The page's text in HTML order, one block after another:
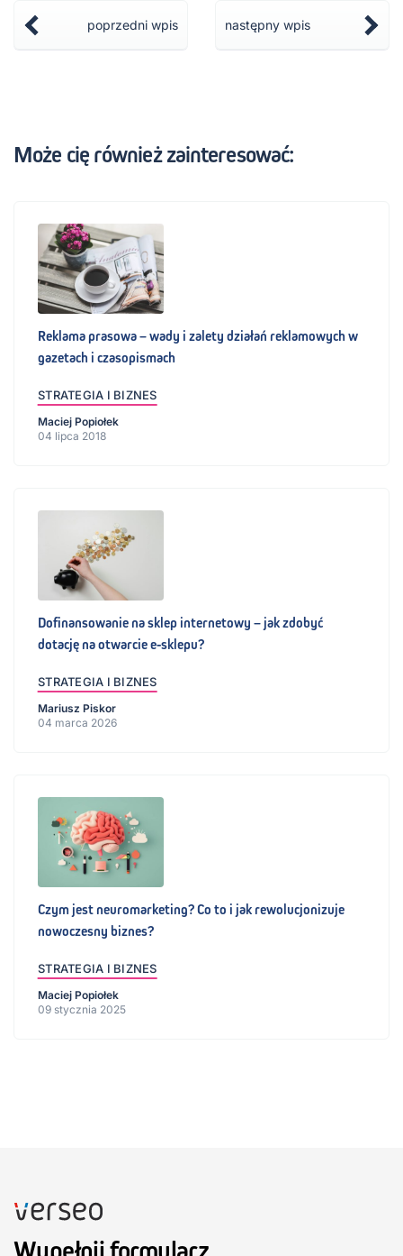
poprzedni wpis następny wpis
Może cię również zainteresować:
Reklama prasowa – wady i zalety działań reklamowych w
gazetach i czasopismach
STRATEGIA I BIZNES
Maciej Popiołek
04 lipca 2018
Dofinansowanie na sklep internetowy – jak zdobyć
dotację na otwarcie e-sklepu?
STRATEGIA I BIZNES
Mariusz Piskor
04 marca 2026
Czym jest neuromarketing? Co to i jak rewolucjonizuje
nowoczesny biznes?
STRATEGIA I BIZNES
Maciej Popiołek
09 stycznia 2025